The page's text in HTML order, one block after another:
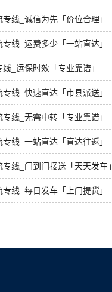
线_诚信为先「价位合理」
线_运费多少「一站直达」
_运保时效「专业靠谱」
线_快速直达「市县派送」
线_无需中转「专业靠谱」
线_一站直达「直达往返」
线_门到门接送「天天发车」
线_每日发车「上门提货」